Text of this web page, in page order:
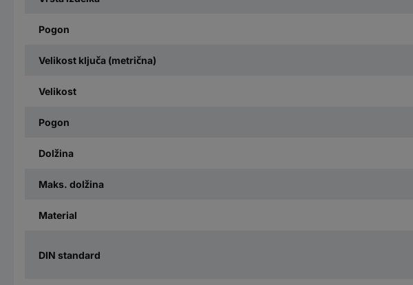
Pogon
Velikost ključa (metrična)
Velikost
Pogon
Dolžina
Maks. dolžina
Material
DIN standard